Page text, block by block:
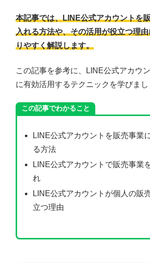
本記事では、LINE公式アカウントを
入れる方法や、その活用が役立つ理
りやすく解説します。
この記事を参考に、LINE公式アカウ
に有効活用するテクニックを学びまし
この記事でわかること
LINE公式アカウントを販売事業
る方法
LINE公式アカウントで販売事業
れ
LINE公式アカウントが個人の販
立つ理由